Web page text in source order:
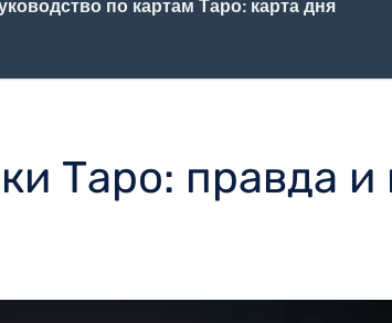
по картам Таро: карта дня
Таро: правда